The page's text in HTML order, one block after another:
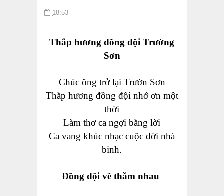
18:53
Thắp hương đồng đội Trường
Sơn
Chúc ông trở lại Trườn Sơn
Thắp hương đồng đội nhớ ơn một
thời
Làm thơ ca ngợi bằng lời
Ca vang khúc nhạc cuộc đời nhà
binh.
Đồng đội về thăm nhau